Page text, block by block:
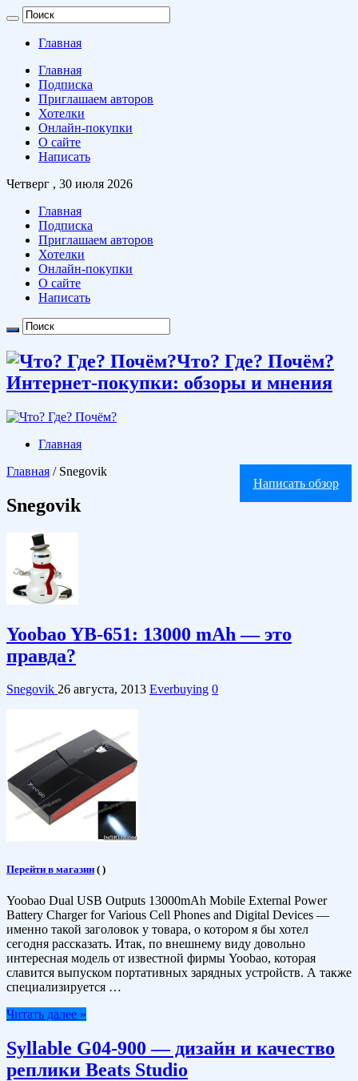
Главная
Главная
Подписка
Приглашаем авторов
Хотелки
Онлайн-покупки
О сайте
Написать
Четверг , 30 июля 2026
Главная
Подписка
Приглашаем авторов
Хотелки
Онлайн-покупки
О сайте
Написать
Что? Где? Почём?
Интернет-покупки: обзоры и мнения
Главная
Написать обзор
Главная / Snegovik
Snegovik
Yoobao YB-651: 13000 mAh — это
правда?
Snegovik 26 августа, 2013 Everbuying 0
Перейти в магазин ( )
Yoobao Dual USB Outputs 13000mAh Mobile External Power
Battery Charger for Various Cell Phones and Digital Devices —
именно такой заголовок у товара, о котором я бы хотел
сегодня рассказать. Итак, по внешнему виду довольно
интересная модель от известной фирмы Yoobao, которая
славится выпуском портативных зарядных устройств. А также
специализируется …
Читать далее »
Syllable G04-900 — дизайн и качество
реплики Beats Studio